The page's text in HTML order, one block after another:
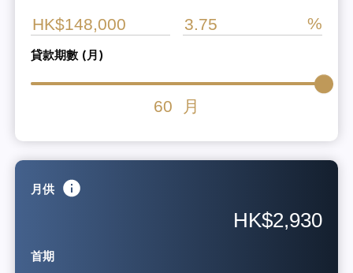
貸款期數 (月)
60 月
月供
HK$2,930
首期